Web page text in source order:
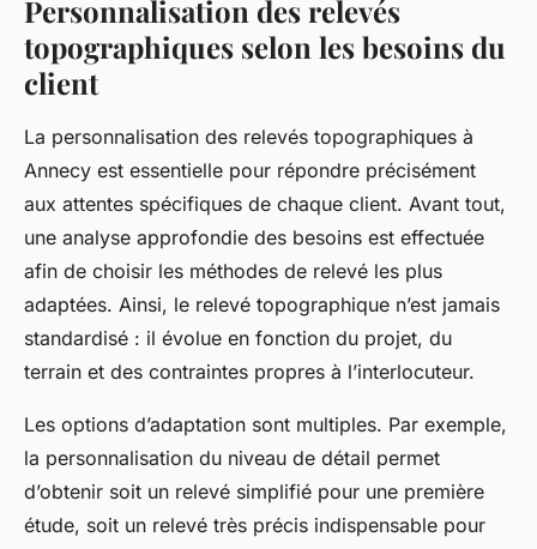
Personnalisation des relevés
topographiques selon les besoins du
client
La personnalisation des relevés topographiques à
Annecy est essentielle pour répondre précisément
aux attentes spécifiques de chaque client. Avant tout,
une analyse approfondie des besoins est effectuée
afin de choisir les méthodes de relevé les plus
adaptées. Ainsi, le relevé topographique n’est jamais
standardisé : il évolue en fonction du projet, du
terrain et des contraintes propres à l’interlocuteur.
Les options d’adaptation sont multiples. Par exemple,
la personnalisation du niveau de détail permet
d’obtenir soit un relevé simplifié pour une première
étude, soit un relevé très précis indispensable pour